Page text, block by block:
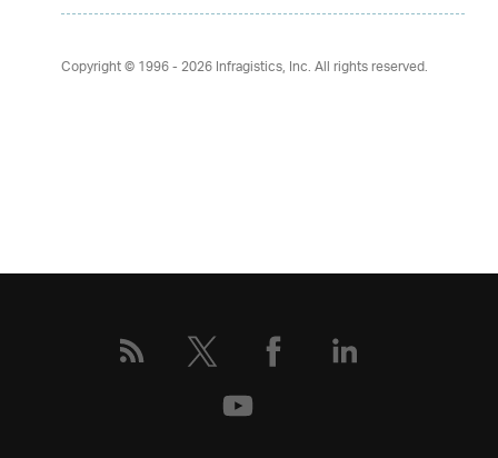
Copyright © 1996 - 2026Infragistics, Inc. All rights reserved.